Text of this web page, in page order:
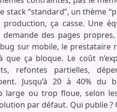
“standard”, un thème
production, ça casse. Une
demande des pages
sur mobile, le prestataire
que ça bloque. Le coût
refontes partielles,
Jusqu’à 20 à 40%
large ou trop floue, selon
par défaut. Qui publie ?